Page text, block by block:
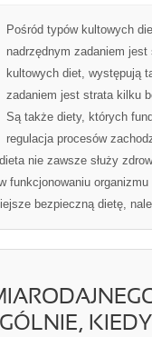
Pośród typów kultowych
nadrzędnym zadaniem
kultowych diet, występują
zadaniem jest strata kilku
Są także diety, których
regulacja procesów
nie zawsze służy
funkcjonowaniu
bezpieczną dietę,
KIEDY